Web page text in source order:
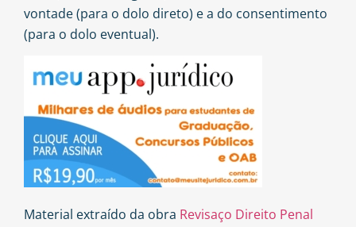
vontade (para o dolo direto) e a do consentimento
(para o dolo eventual).
Material extraído da obra Revisaço Direito Penal